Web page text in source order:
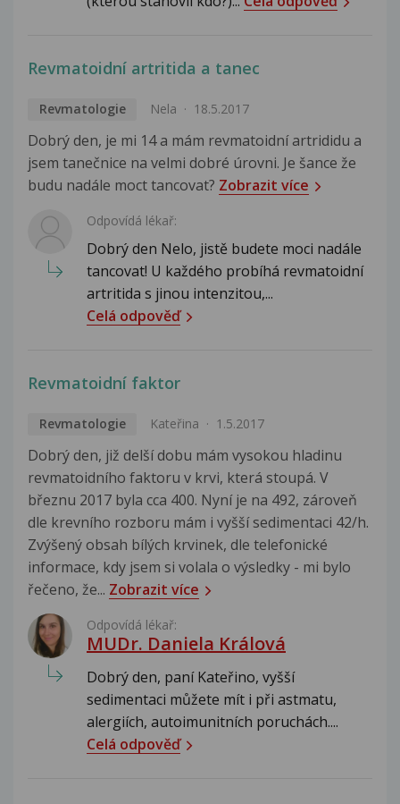
Revmatoidní artritida a tanec
Revmatologie Nela 18.5.2017
Dobrý den, je mi 14 a mám revmatoidní artrididu a
jsem tanečnice na velmi dobré úrovni. Je šance že
budu nadále moct tancovat? Zobrazit více
Odpovídá lékař:
Dobrý den Nelo, jistě budete moci nadále
tancovat! U každého probíhá revmatoidní
artritida s jinou intenzitou,...
Celá odpověď
Revmatoidní faktor
Revmatologie Kateřina 1.5.2017
Dobrý den, již delší dobu mám vysokou hladinu
revmatoidního faktoru v krvi, která stoupá. V
březnu 2017 byla cca 400. Nyní je na 492, zároveň
dle krevního rozboru mám i vyšší sedimentaci 42/h.
Zvýšený obsah bílých krvinek, dle telefonické
informace, kdy jsem si volala o výsledky - mi bylo
řečeno, že... Zobrazit více
Odpovídá lékař:
MUDr. Daniela Králová
Dobrý den, paní Kateřino, vyšší
sedimentaci můžete mít i při astmatu,
alergiích, autoimunitních poruchách....
Celá odpověď